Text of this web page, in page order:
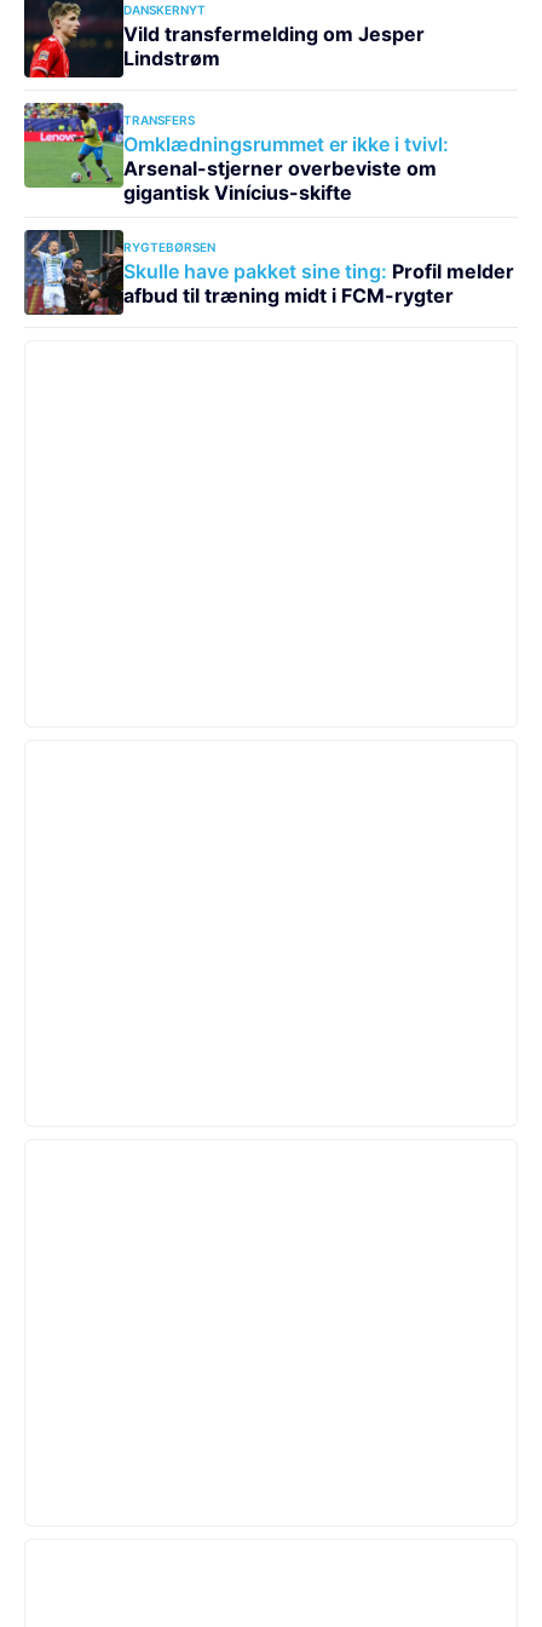
DANSKERNYT
Vild transfermelding om Jesper
Lindstrøm
TRANSFERS
Omklædningsrummet er ikke i tvivl:
Arsenal-stjerner overbeviste om
gigantisk Vinícius-skifte
RYGTEBØRSEN
Skulle have pakket sine ting: Profil melder
afbud til træning midt i FCM-rygter